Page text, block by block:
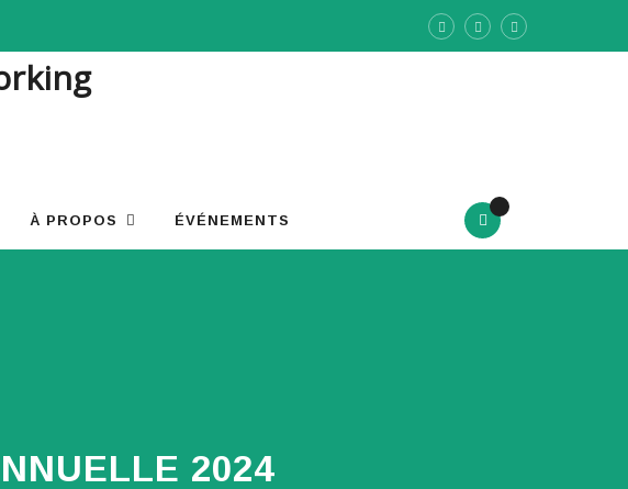
À PROPOS ÉVÉNEMENTS
2024